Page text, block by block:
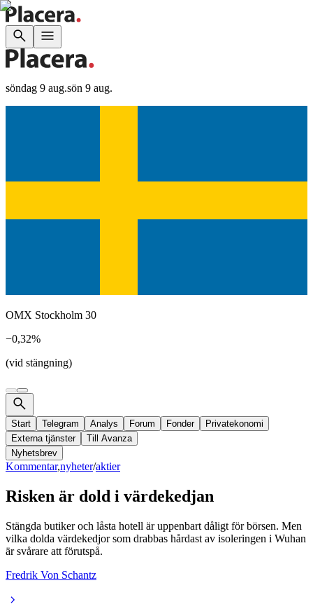
söndag 9 aug.sön 9 aug.
OMX Stockholm 30
−0,32%
(vid stängning)
Start Telegram Analys Forum Fonder
Privatekonomi
Externa tjänster
Till Avanza
Nyhetsbrev
Kommentar,nyheter/aktier
Risken är dold i värdekedjan
Stängda butiker och låsta hotell är uppenbart dåligt för börsen. Men
vilka dolda värdekedjor som drabbas hårdast av isoleringen i Wuhan
är svårare att förutspå.
Fredrik Von Schantz